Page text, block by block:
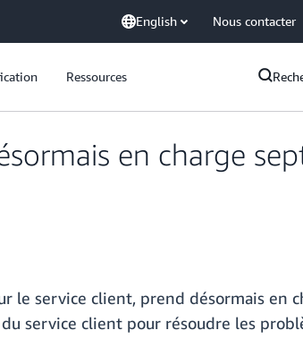
English Nous contacter
Ressources
en charge
le service client, prend désormais en
service client pour résoudre les